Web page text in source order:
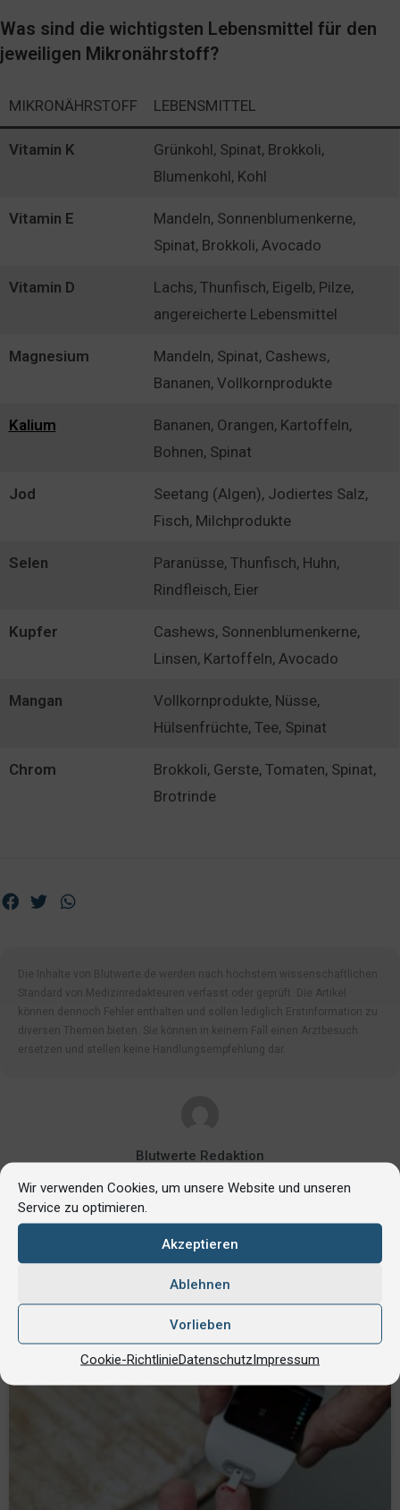
Wir verwenden Cookies, um unsere Website und unseren
Service zu optimieren.
Akzeptieren
Ablehnen
Vorlieben
Cookie-RichtlinieDatenschutzImpressum
Was sind die wichtigsten Lebensmittel für den
jeweiligen Mikronährstoff?
MIKRONÄHRSTOFF LEBENSMITTEL
Vitamin K
Grünkohl, Spinat, Brokkoli,
Blumenkohl, Kohl
Vitamin E
Mandeln, Sonnenblumenkerne,
Spinat, Brokkoli, Avocado
Vitamin D
Lachs, Thunfisch, Eigelb, Pilze,
angereicherte Lebensmittel
Magnesium
Mandeln, Spinat, Cashews,
Bananen, Vollkornprodukte
Kalium
Bananen, Orangen, Kartoffeln,
Bohnen, Spinat
Jod
Seetang (Algen), Jodiertes Salz,
Fisch, Milchprodukte
Selen
Paranüsse, Thunfisch, Huhn,
Rindfleisch, Eier
Kupfer
Cashews, Sonnenblumenkerne,
Linsen, Kartoffeln, Avocado
Mangan
Vollkornprodukte, Nüsse,
Hülsenfrüchte, Tee, Spinat
Chrom
Brokkoli, Gerste, Tomaten, Spinat,
Brotrinde
Die Inhalte von Blutwerte.de werden nach höchstem wissenschaftlichen
Standard von Medizinredakteuren verfasst oder geprüft. Die Artikel
können dennoch Fehler enthalten und sollen lediglich Erstinformation zu
diversen Themen bieten. Sie können in keinem Fall einen Arztbesuch
ersetzen und stellen keine Handlungsempfehlung dar.
Blutwerte Redaktion